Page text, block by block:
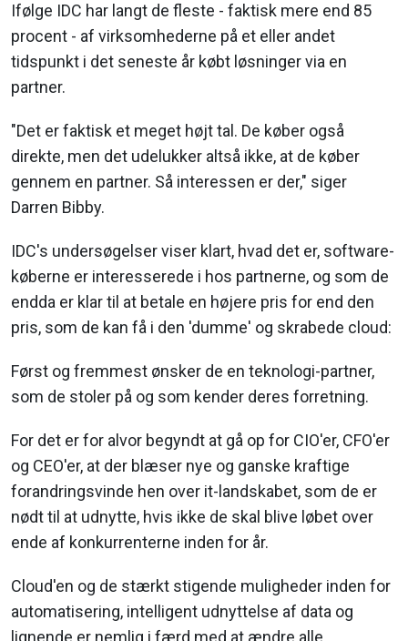
Ifølge IDC har langt de fleste - faktisk mere end 85
procent - af virksomhederne på et eller andet
tidspunkt i det seneste år købt løsninger via en
partner.
"Det er faktisk et meget højt tal. De køber også
direkte, men det udelukker altså ikke, at de køber
gennem en partner. Så interessen er der," siger
Darren Bibby.
IDC's undersøgelser viser klart, hvad det er, software-
køberne er interesserede i hos partnerne, og som de
endda er klar til at betale en højere pris for end den
pris, som de kan få i den 'dumme' og skrabede cloud:
Først og fremmest ønsker de en teknologi-partner,
som de stoler på og som kender deres forretning.
For det er for alvor begyndt at gå op for CIO'er, CFO'er
og CEO'er, at der blæser nye og ganske kraftige
forandringsvinde hen over it-landskabet, som de er
nødt til at udnytte, hvis ikke de skal blive løbet over
ende af konkurrenterne inden for år.
Cloud'en og de stærkt stigende muligheder inden for
automatisering, intelligent udnyttelse af data og
lignende er nemlig i færd med at ændre alle